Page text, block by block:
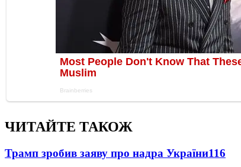
ЧИТАЙТЕ ТАКОЖ
Трамп зробив заяву про надра України116